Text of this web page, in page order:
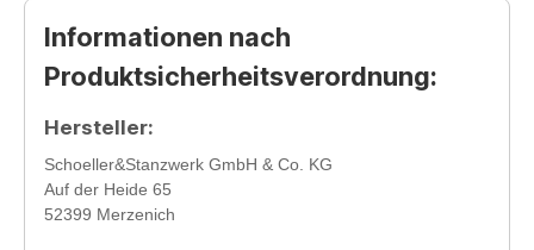
Informationen nach
Produktsicherheitsverordnung:
Hersteller:
Schoeller&Stanzwerk GmbH & Co. KG
Auf der Heide 65
52399 Merzenich